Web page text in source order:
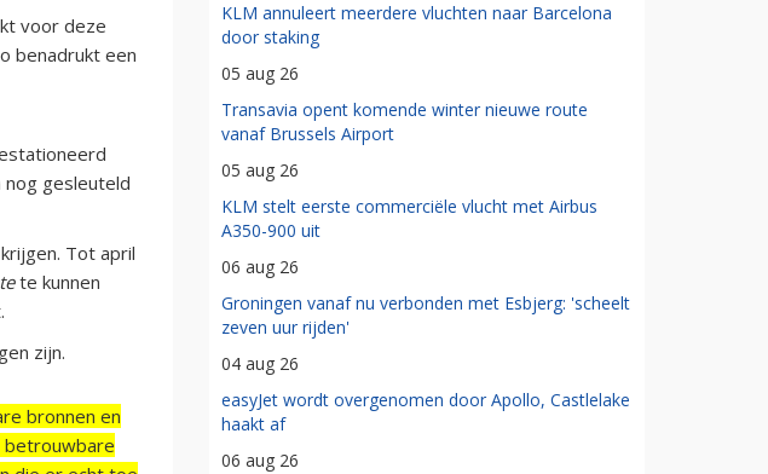
voor deze
benadrukt een
nog gesleuteld
Tot april
te kunnen
zijn.
bronnen en
betrouwbare
KLM annuleert meerdere vluchten naar Barcelona
door staking
05 aug 26
Transavia opent komende winter nieuwe route
vanaf Brussels Airport
05 aug 26
KLM stelt eerste commerciële vlucht met Airbus
A350-900 uit
06 aug 26
Groningen vanaf nu verbonden met Esbjerg: 'scheelt
zeven uur rijden'
04 aug 26
easyJet wordt overgenomen door Apollo, Castlelake
haakt af
06 aug 26